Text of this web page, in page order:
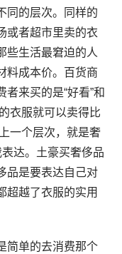
同的层次。同样的
或者超市里卖的衣
些生活最窘迫的人
料成本价。百货商
来买的是“好看”和
衣服就可以卖得比
一个层次，就是奢
达。土豪买奢侈品
品是要表达自己对
超越了衣服的实用
简单的去消费那个